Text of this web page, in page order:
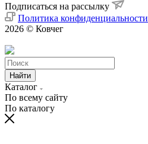
Подписаться на рассылку
Политика конфиденциальности
2026 © Ковчег
Найти
Каталог
По всему сайту
По каталогу